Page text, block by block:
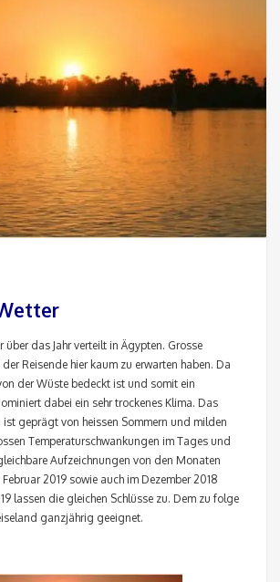
über das Jahr verteilt in Ägypten. Grosse
Reisende hier kaum zu erwarten haben. Da
der Wüste bedeckt ist und somit ein
dabei ein sehr trockenes Klima. Das
geprägt von heissen Sommern und milden
Temperaturschwankungen im Tages und
Aufzeichnungen von den Monaten
2019 sowie auch im Dezember 2018
lassen die gleichen Schlüsse zu. Dem zu folge
ganzjährig geeignet.